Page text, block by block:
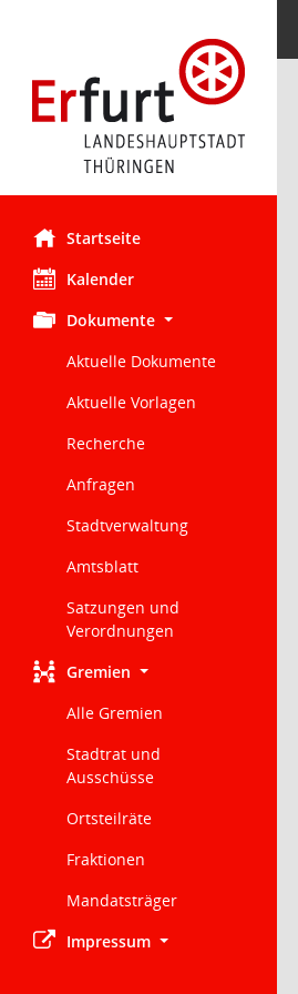
Startseite
Kalender
Dokumente
Aktuelle Dokumente
Aktuelle Vorlagen
Recherche
Anfragen
Stadtverwaltung
Amtsblatt
Satzungen und
Verordnungen
Gremien
Alle Gremien
Stadtrat und
Ausschüsse
Ortsteilräte
Fraktionen
Mandatsträger
Impressum